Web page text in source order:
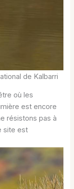
de Kalbarri
où les
est encore
résistons pas à
site est